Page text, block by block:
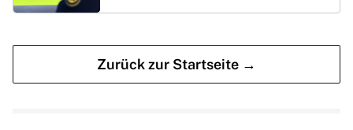
Zurück zur Startseite →